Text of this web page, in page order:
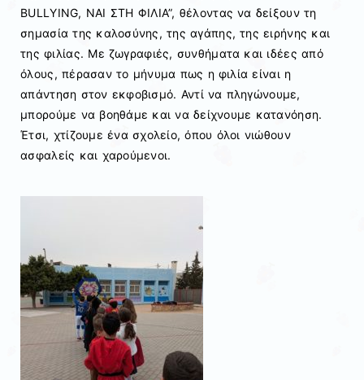
BULLYING, ΝΑΙ ΣΤΗ ΦΙΛΙΑ”, θέλοντας να δείξουν τη
σημασία της καλοσύνης, της αγάπης, της ειρήνης και
της φιλίας. Με ζωγραφιές, συνθήματα και ιδέες από
όλους, πέρασαν το μήνυμα πως η φιλία είναι η
απάντηση στον εκφοβισμό. Αντί να πληγώνουμε,
μπορούμε να βοηθάμε και να δείχνουμε κατανόηση.
Έτσι, χτίζουμε ένα σχολείο, όπου όλοι νιώθουν
ασφαλείς και χαρούμενοι.